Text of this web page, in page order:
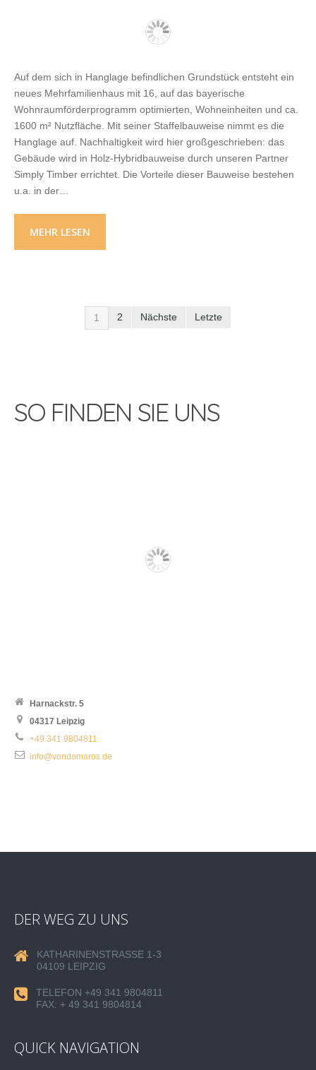
Auf dem sich in Hanglage befindlichen Grundstück entsteht ein
neues Mehrfamilienhaus mit 16, auf das bayerische
Wohnraumförderprogramm optimierten, Wohneinheiten und ca.
1600 m² Nutzfläche. Mit seiner Staffelbauweise nimmt es die
Hanglage auf. Nachhaltigkeit wird hier großgeschrieben: das
Gebäude wird in Holz-Hybridbauweise durch unseren Partner
Simply Timber errichtet. Die Vorteile dieser Bauweise bestehen
u.a. in der…
MEHR LESEN
1 2 Nächste Letzte
SO FINDEN SIE UNS
Harnackstr. 5
04317 Leipzig
+49 341 9804811
info@vondomaros.de
DER WEG ZU UNS
KATHARINENSTRASSE 1-3
04109 LEIPZIG
TELEFON +49 341 9804811
FAX: + 49 341 9804814
QUICK NAVIGATION